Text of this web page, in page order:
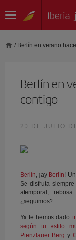
/ Berlín en verano
Berlín en
contigo
20 DE JULIO
Berlín, ¡ay Berlín!
Se disfruta
atemporal,
¿seguimos?
Ya te hemos dado
según tu estilo
Prenzlauer Berg y